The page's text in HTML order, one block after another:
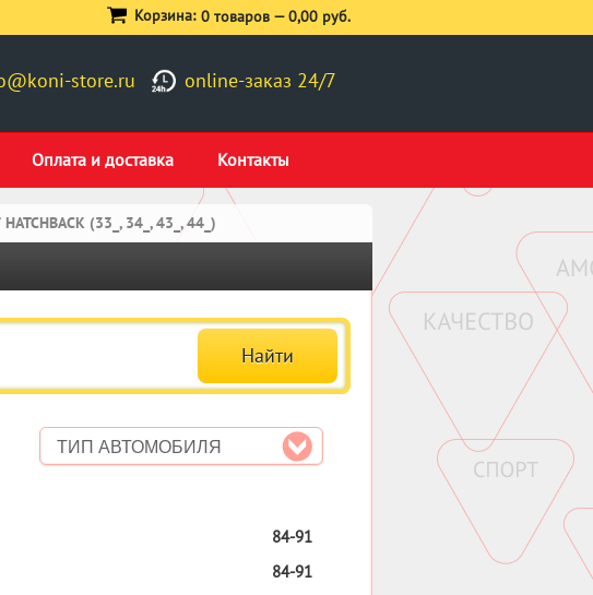
store.ru online-заказ 24/7
Оплата и доставка Контакты
Корзина: 0 товаров —0,00 руб.
HATCHBACK (33_, 34_, 43_, 44_)
ТИП АВТОМОБИЛЯ
84-91
84-91